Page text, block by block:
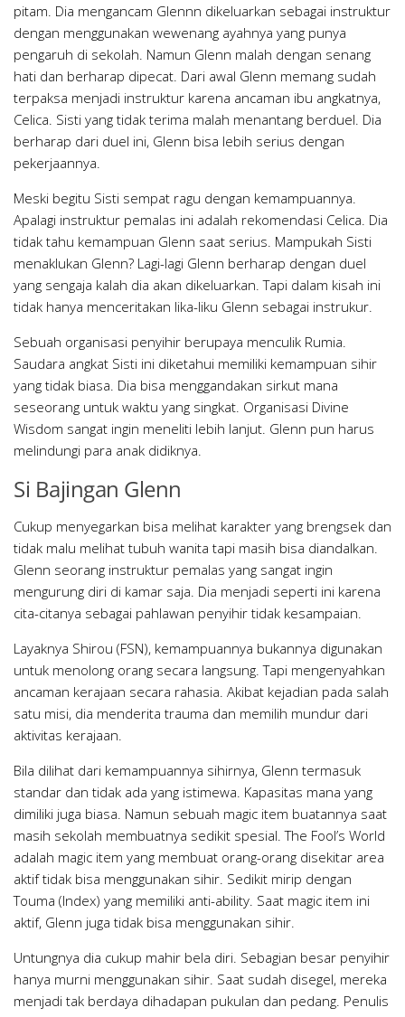
pitam. Dia mengancam Glennn dikeluarkan sebagai instruktur
dengan menggunakan wewenang ayahnya yang punya
pengaruh di sekolah. Namun Glenn malah dengan senang
hati dan berharap dipecat. Dari awal Glenn memang sudah
terpaksa menjadi instruktur karena ancaman ibu angkatnya,
Celica. Sisti yang tidak terima malah menantang berduel. Dia
berharap dari duel ini, Glenn bisa lebih serius dengan
pekerjaannya.
Meski begitu Sisti sempat ragu dengan kemampuannya.
Apalagi instruktur pemalas ini adalah rekomendasi Celica. Dia
tidak tahu kemampuan Glenn saat serius. Mampukah Sisti
menaklukan Glenn? Lagi-lagi Glenn berharap dengan duel
yang sengaja kalah dia akan dikeluarkan. Tapi dalam kisah ini
tidak hanya menceritakan lika-liku Glenn sebagai instrukur.
Sebuah organisasi penyihir berupaya menculik Rumia.
Saudara angkat Sisti ini diketahui memiliki kemampuan sihir
yang tidak biasa. Dia bisa menggandakan sirkut mana
seseorang untuk waktu yang singkat. Organisasi Divine
Wisdom sangat ingin meneliti lebih lanjut. Glenn pun harus
melindungi para anak didiknya.
Si Bajingan Glenn
Cukup menyegarkan bisa melihat karakter yang brengsek dan
tidak malu melihat tubuh wanita tapi masih bisa diandalkan.
Glenn seorang instruktur pemalas yang sangat ingin
mengurung diri di kamar saja. Dia menjadi seperti ini karena
cita-citanya sebagai pahlawan penyihir tidak kesampaian.
Layaknya Shirou (FSN), kemampuannya bukannya digunakan
untuk menolong orang secara langsung. Tapi mengenyahkan
ancaman kerajaan secara rahasia. Akibat kejadian pada salah
satu misi, dia menderita trauma dan memilih mundur dari
aktivitas kerajaan.
Bila dilihat dari kemampuannya sihirnya, Glenn termasuk
standar dan tidak ada yang istimewa. Kapasitas mana yang
dimiliki juga biasa. Namun sebuah magic item buatannya saat
masih sekolah membuatnya sedikit spesial. The Fool’s World
adalah magic item yang membuat orang-orang disekitar area
aktif tidak bisa menggunakan sihir. Sedikit mirip dengan
Touma (Index) yang memiliki anti-ability. Saat magic item ini
aktif, Glenn juga tidak bisa menggunakan sihir.
Untungnya dia cukup mahir bela diri. Sebagian besar penyihir
hanya murni menggunakan sihir. Saat sudah disegel, mereka
menjadi tak berdaya dihadapan pukulan dan pedang. Penulis